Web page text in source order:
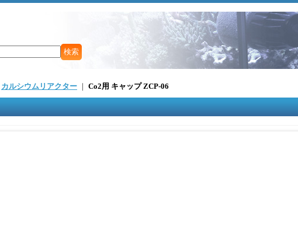
カルシウムリアクター ｜ Co2用 キャップ ZCP-06